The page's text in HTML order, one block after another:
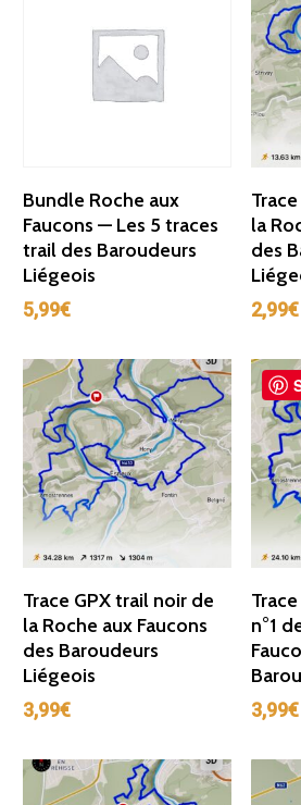
Ajouter Au Panier
Bundle Roche aux
Faucons — Les 5 traces
trail des Baroudeurs
Liégeois
5,99€
la
des
2,99€
Ajouter Au Panier
Trace GPX trail noir de
la Roche aux Faucons
des Baroudeurs
Liégeois
3,99€
n°1
3,99€